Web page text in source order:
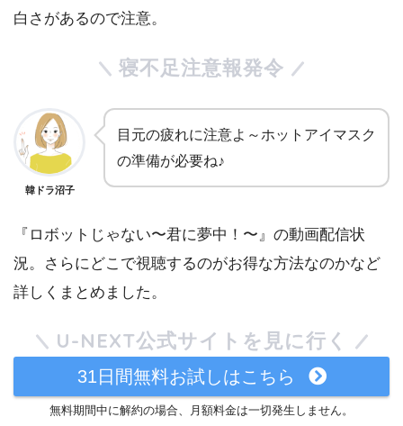
白さがあるので注意。
寝不足注意報発令
韓ドラ沼子
目元の疲れに注意よ～ホットアイマスク
の準備が必要ね♪
『ロボットじゃない〜君に夢中！〜』の動画配信状
況。さらにどこで視聴するのがお得な方法なのかなど
詳しくまとめました。
U-NEXT公式サイトを見に行く
31日間無料お試しはこちら
無料期間中に解約の場合、月額料金は一切発生しません。